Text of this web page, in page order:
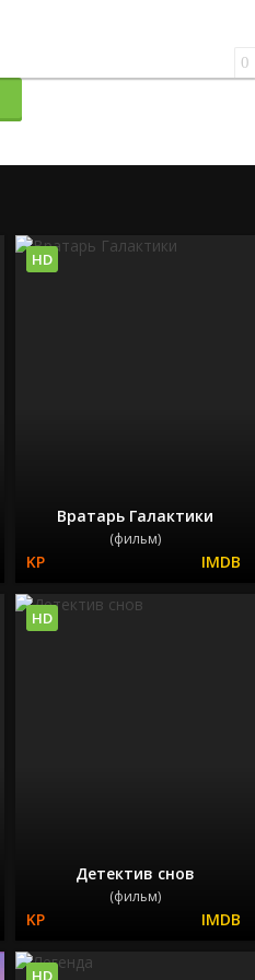
0
Вратарь Галактики
(фильм)
HD
Детектив снов
(фильм)
HD
HD